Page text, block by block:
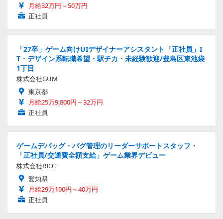
月給32万円～50万円
正社員
「27卒」ゲーム向けUIデザイナーアシスタント「正社員」I
T・デザイン系転職希望・駅チカ・未経験歓迎/豊島区東池袋
1丁目
株式会社GUM
東京都
月給25万9,800円～32万円
正社員
ゲームデバッグ・バグ管理のリーダーサポートスタッフ・
「正社員/交通費全額支給」ゲーム業界デビュー
株式会社RIOT
愛知県
月給29万100円～40万円
正社員